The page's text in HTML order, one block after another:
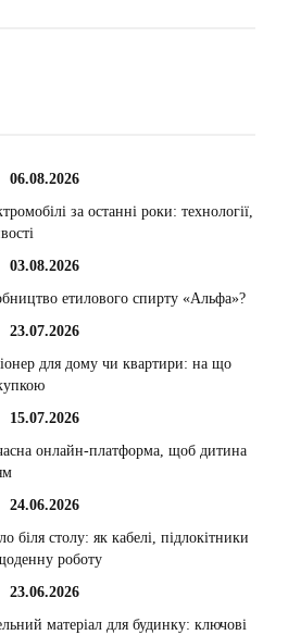
06.08.2026
за останні роки: технології,
03.08.2026
етилового спирту «Альфа»?
23.07.2026
для дому чи квартири: на що
15.07.2026
онлайн-платформа, щоб дитина
24.06.2026
біля столу: як кабелі, підлокітники
роботу
23.06.2026
матеріал для будинку: ключові